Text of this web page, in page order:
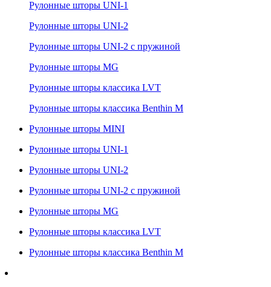
Рулонные шторы UNI-1
Рулонные шторы UNI-2
Рулонные шторы UNI-2 с пружиной
Рулонные шторы MG
Рулонные шторы классика LVT
Рулонные шторы классика Benthin M
Рулонные шторы MINI
Рулонные шторы UNI-1
Рулонные шторы UNI-2
Рулонные шторы UNI-2 с пружиной
Рулонные шторы MG
Рулонные шторы классика LVT
Рулонные шторы классика Benthin M